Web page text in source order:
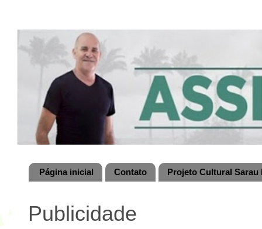
Página inicial Contato Projeto Cultural
Publicidade